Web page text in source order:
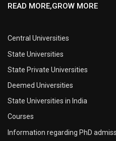
READ MORE,GROW MORE
Central Universities
State Universities
State Private Universities
Deemed Universities
State Universities in India
Courses
Information regarding PhD